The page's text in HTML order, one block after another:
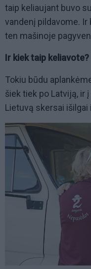
taip keliaujant buvo
vandenį pildavome. Ir
ten mašinoje
Ir kiek taip keliavote?
Tokiu būdu
šiek tiek po Latviją, ir
Lietuvą skersai